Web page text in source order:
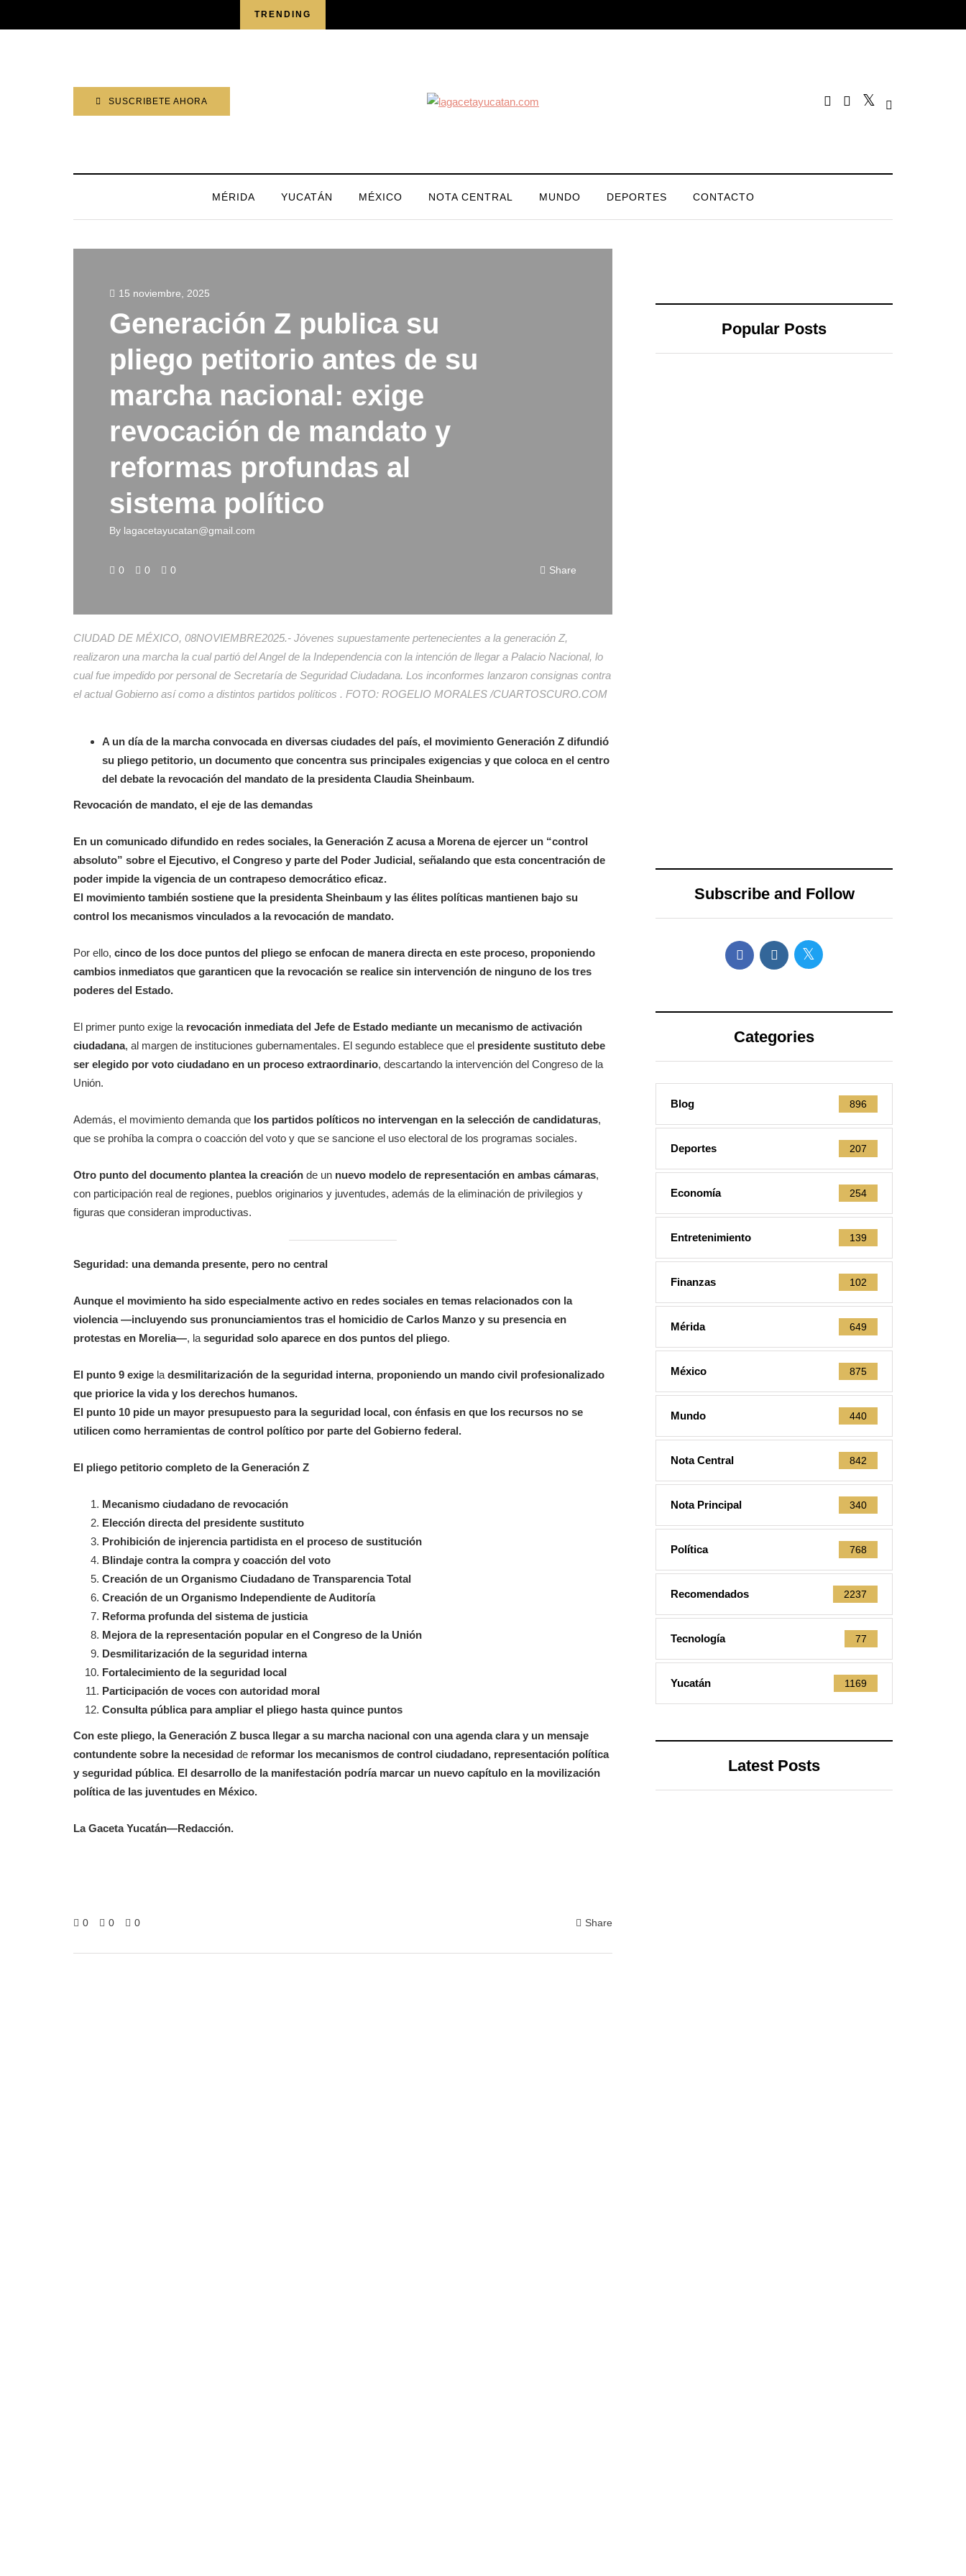
TRENDING
SUSCRIBETE AHORA
MÉRIDA YUCATÁN MÉXICO NOTA CENTRAL MUNDO DEPORTES CONTACTO
15 noviembre, 2025
Generación Z publica su
pliego petitorio antes de su
marcha nacional: exige
revocación de mandato y
reformas profundas al
sistema político
By lagacetayucatan@gmail.com
0 0 0 Share
CIUDAD DE MÉXICO, 08NOVIEMBRE2025.- Jóvenes supuestamente pertenecientes a la generación Z,
realizaron una marcha la cual partió del Angel de la Independencia con la intención de llegar a Palacio Nacional, lo
cual fue impedido por personal de Secretaría de Seguridad Ciudadana. Los inconformes lanzaron consignas contra
el actual Gobierno así como a distintos partidos políticos . FOTO: ROGELIO MORALES /CUARTOSCURO.COM
A un día de la marcha convocada en diversas ciudades del país, el movimiento Generación Z difundió
su pliego petitorio, un documento que concentra sus principales exigencias y que coloca en el centro
del debate la revocación del mandato de la presidenta Claudia Sheinbaum.
Revocación de mandato, el eje de las demandas
En un comunicado difundido en redes sociales, la Generación Z acusa a Morena de ejercer un “control
absoluto” sobre el Ejecutivo, el Congreso y parte del Poder Judicial, señalando que esta concentración de
poder impide la vigencia de un contrapeso democrático eficaz.
El movimiento también sostiene que la presidenta Sheinbaum y las élites políticas mantienen bajo su
control los mecanismos vinculados a la revocación de mandato.
Por ello, cinco de los doce puntos del pliego se enfocan de manera directa en este proceso, proponiendo
cambios inmediatos que garanticen que la revocación se realice sin intervención de ninguno de los tres
poderes del Estado.
El primer punto exige la revocación inmediata del Jefe de Estado mediante un mecanismo de activación
ciudadana, al margen de instituciones gubernamentales. El segundo establece que el presidente sustituto debe
ser elegido por voto ciudadano en un proceso extraordinario, descartando la intervención del Congreso de la
Unión.
Además, el movimiento demanda que los partidos políticos no intervengan en la selección de candidaturas,
que se prohíba la compra o coacción del voto y que se sancione el uso electoral de los programas sociales.
Otro punto del documento plantea la creación de un nuevo modelo de representación en ambas cámaras,
con participación real de regiones, pueblos originarios y juventudes, además de la eliminación de privilegios y
figuras que consideran improductivas.
Seguridad: una demanda presente, pero no central
Aunque el movimiento ha sido especialmente activo en redes sociales en temas relacionados con la
violencia —incluyendo sus pronunciamientos tras el homicidio de Carlos Manzo y su presencia en
protestas en Morelia—, la seguridad solo aparece en dos puntos del pliego.
El punto 9 exige la desmilitarización de la seguridad interna, proponiendo un mando civil profesionalizado
que priorice la vida y los derechos humanos.
El punto 10 pide un mayor presupuesto para la seguridad local, con énfasis en que los recursos no se
utilicen como herramientas de control político por parte del Gobierno federal.
El pliego petitorio completo de la Generación Z
Mecanismo ciudadano de revocación
Elección directa del presidente sustituto
Prohibición de injerencia partidista en el proceso de sustitución
Blindaje contra la compra y coacción del voto
Creación de un Organismo Ciudadano de Transparencia Total
Creación de un Organismo Independiente de Auditoría
Reforma profunda del sistema de justicia
Mejora de la representación popular en el Congreso de la Unión
Desmilitarización de la seguridad interna
Fortalecimiento de la seguridad local
Participación de voces con autoridad moral
Consulta pública para ampliar el pliego hasta quince puntos
Con este pliego, la Generación Z busca llegar a su marcha nacional con una agenda clara y un mensaje
contundente sobre la necesidad de reformar los mecanismos de control ciudadano, representación política
y seguridad pública. El desarrollo de la manifestación podría marcar un nuevo capítulo en la movilización
política de las juventudes en México.
La Gaceta Yucatán—Redacción.
0 0 0 Share
Popular Posts
bienes inmuebles
CDMX
Subscribe and Follow
Categories
Blog 896
Deportes 207
Economía 254
Entretenimiento 139
Finanzas 102
Mérida 649
México 875
Mundo 440
Nota Central 842
Nota Principal 340
Política 768
Recomendados 2237
Tecnología 77
Yucatán 1169
Latest Posts